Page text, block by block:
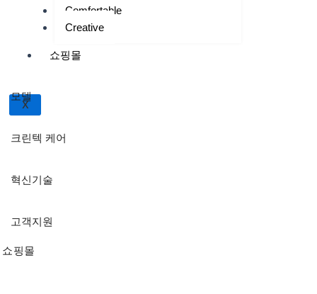
Comfortable
Creative
쇼핑몰
X
모델
크린텍 케어
혁신기술
고객지원
쇼핑몰